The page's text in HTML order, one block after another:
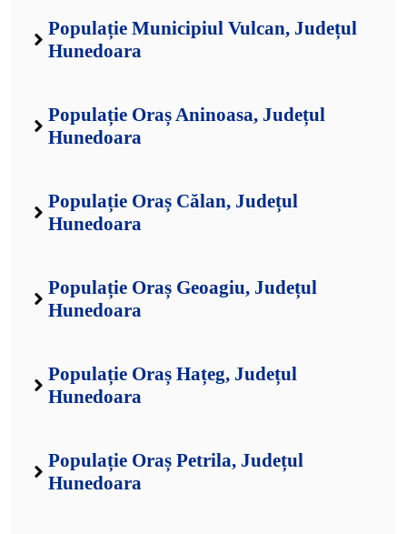
Populație Municipiul Vulcan, Județul
Hunedoara
Populație Oraș Aninoasa, Județul
Hunedoara
Populație Oraș Călan, Județul
Hunedoara
Populație Oraș Geoagiu, Județul
Hunedoara
Populație Oraș Hațeg, Județul
Hunedoara
Populație Oraș Petrila, Județul
Hunedoara